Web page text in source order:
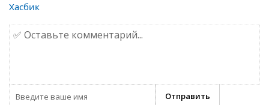
Хасбик